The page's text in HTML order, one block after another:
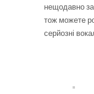
нещодавно
тож можете
серйозні